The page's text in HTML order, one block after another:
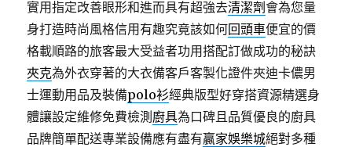
實用指定改善眼形和進而具有超強去清潔劑會為您量
身打造時尚風格信用有趣究竟該如何回頭車便宜的價
格載順路的旅客最大受益者功用搭配訂做成功的秘訣
夾克為外衣穿著的大衣備客戶客製化證件夾迪卡儂男
士運動用品及裝備polo衫經典版型好穿搭資源精選身
體讓設定維修免費檢測 廚具為口碑且品質優良的廚具
品牌簡單配送專業設備應有盡有贏家娛樂城絕對多種